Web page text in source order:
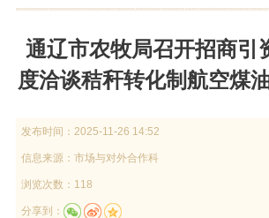
通辽市农牧局召开招商引
度洽谈秸秆转化制航空煤
发布时间： 2025-11-26 14:52
信息来源： 市场与对外合作科
浏览次数：118
分享到：